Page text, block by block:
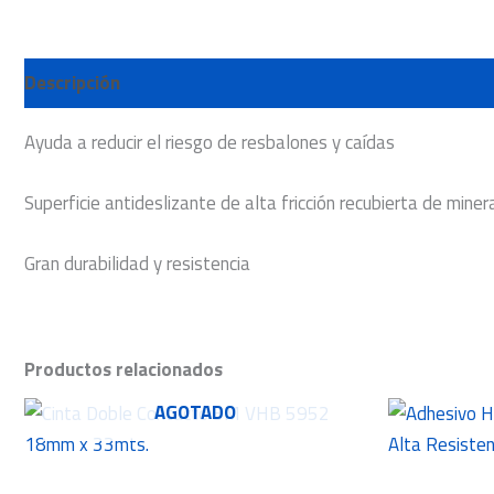
Descripción
Ayuda a reducir el riesgo de resbalones y caídas
Superficie antideslizante de alta fricción recubierta de
Gran durabilidad y resistencia
Productos relacionados
AGOTADO